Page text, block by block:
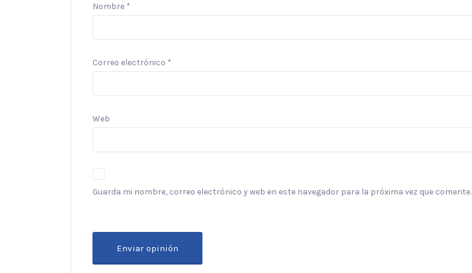
Nombre *
Correo electrónico *
Web
Guarda mi nombre, correo electrónico y web en este navegador para la próxima vez que comente.